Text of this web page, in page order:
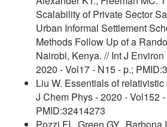
Scalability of Private Sector
Urban Informal Settlement
Methods Follow Up of a
Nairobi, Kenya. // Int J
2020 - Vol17 - N15 - p.;
Liu W. Essentials of
J Chem Phys - 2020 - Vol152
PMID:32414273
Pozzi FI., Green GY., Barbona